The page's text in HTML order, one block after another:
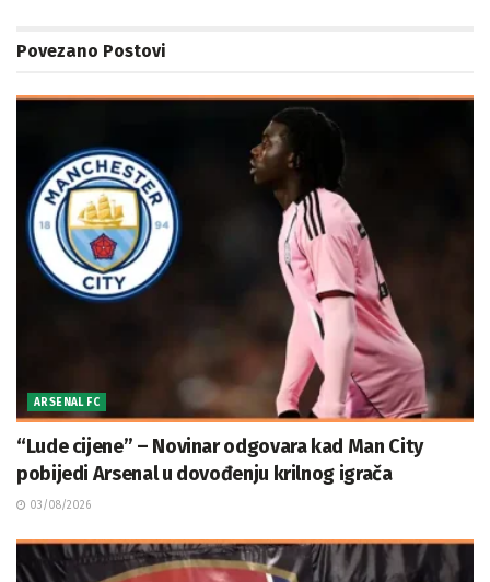
Povezano Postovi
ARSENAL FC
“Lude cijene” – Novinar odgovara kad Man City
pobijedi Arsenal u dovođenju krilnog igrača
03/08/2026